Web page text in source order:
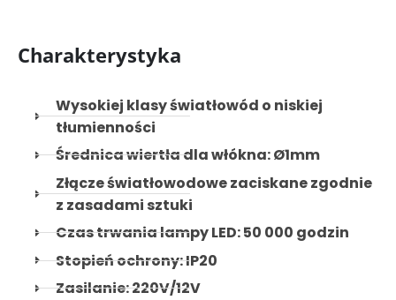
Charakterystyka
Wysokiej klasy światłowód o niskiej
tłumienności
Średnica wiertła dla włókna: Ø1mm
Złącze światłowodowe zaciskane zgodnie
z zasadami sztuki
Czas trwania lampy LED: 50 000 godzin
Stopień ochrony: IP20
Zasilanie: 220V/12V